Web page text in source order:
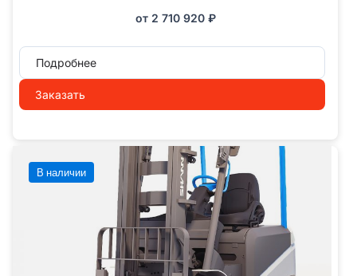
от 2 710 920 ₽
Подробнее
Заказать
В наличии